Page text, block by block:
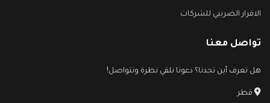
الاقرار الضريبي للشركات
تواصل معنا
هل تعرف أين تجدنا؟ دعونا نلقي نظرة ونتواصل!
قطر